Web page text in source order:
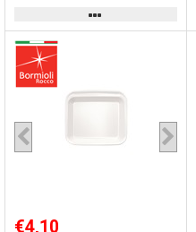
€4,10